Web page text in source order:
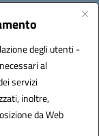
degli utenti -
al
servizi
inoltre,
da Web